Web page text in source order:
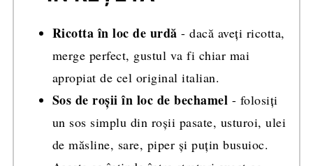
Ricotta în loc de urdă - dacă aveți ricotta,
merge perfect, gustul va fi chiar mai
apropiat de cel original italian.
Sos de roșii în loc de bechamel - folosiți
un sos simplu din roșii pasate, usturoi, ulei
de măsline, sare, piper și puțin busuioc.